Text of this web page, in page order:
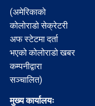
(अमेरिकाको
कोलोराडो सेक्रेटरी
अफ स्टेटमा दर्ता
भएको कोलोराडो खबर
कम्पनीद्वारा
सञ्चालित)
मुख्य कार्यालयः